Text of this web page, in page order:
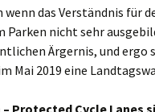
wenn das Verständnis für
nicht sehr
Ärgernis, und ergo
Mai 2019 eine
Protected Cycle Lanes